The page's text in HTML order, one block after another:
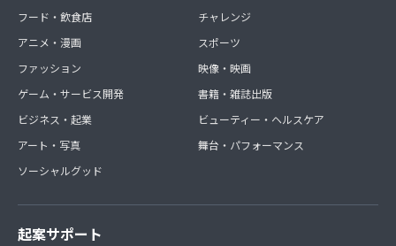
フード・飲食店
アニメ・漫画
ファッション
ゲーム・サービス開発
ビジネス・起業
アート・写真
ソーシャルグッド
チャレンジ
スポーツ
映像・映画
書籍・雑誌出版
ビューティー・ヘルスケア
舞台・パフォーマンス
起案サポート